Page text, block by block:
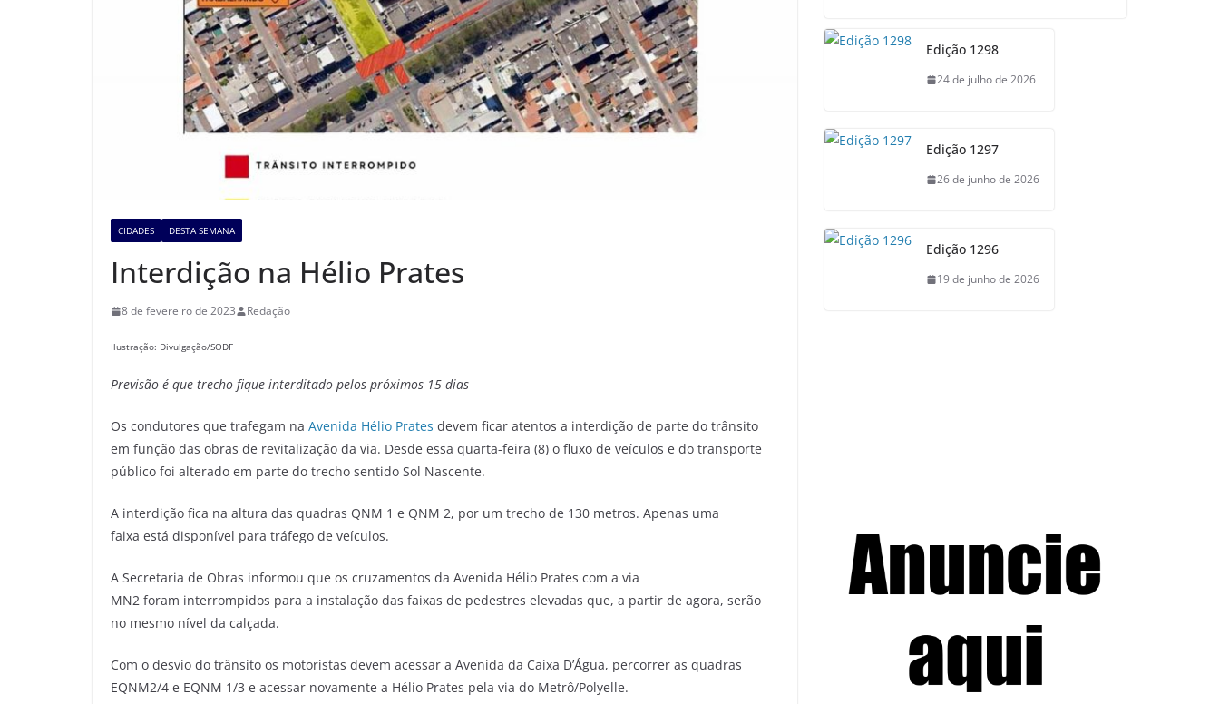
CIDADES DESTA SEMANA
Interdição na Hélio Prates
8 de fevereiro de 2023 Redação
Ilustração: Divulgação/SODF
Previsão é que trecho fique interditado pelos próximos 15 dias
Os condutores que trafegam na Avenida Hélio Prates devem ficar atentos a interdição de parte do trânsito
em função das obras de revitalização da via. Desde essa quarta-feira (8) o fluxo de veículos e do transporte
público foi alterado em parte do trecho sentido Sol Nascente.
A interdição fica na altura das quadras QNM 1 e QNM 2, por um trecho de 130 metros. Apenas uma
faixa está disponível para tráfego de veículos.
A Secretaria de Obras informou que os cruzamentos da Avenida Hélio Prates com a via
MN2 foram interrompidos para a instalação das faixas de pedestres elevadas que, a partir de agora, serão
no mesmo nível da calçada.
Com o desvio do trânsito os motoristas devem acessar a Avenida da Caixa D’Água, percorrer as quadras
EQNM2/4 e EQNM 1/3 e acessar novamente a Hélio Prates pela via do Metrô/Polyelle.
Edição 1298
24 de julho de 2026
Edição 1297
26 de junho de 2026
Edição 1296
19 de junho de 2026